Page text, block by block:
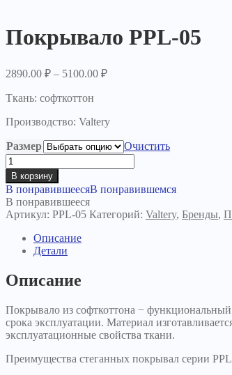
Покрывало PPL-05
2890.00 ₽ – 5100.00 ₽
Ткань: софткоттон
Производство: Valtery
Размер
Очистить
Количество
товара
Покрывало
PPL-
05
В корзину
В понравившеесяВ понравившемся
В понравившееся
Артикул: РPL-05 Категорий: Valtery, Бренды,
Описание
Детали
Описание
Покрывало из софткоттона −
срока эксплуатации. Материал
эксплуатационные свойства ткани.
Преимущества стеганных покрывал серии